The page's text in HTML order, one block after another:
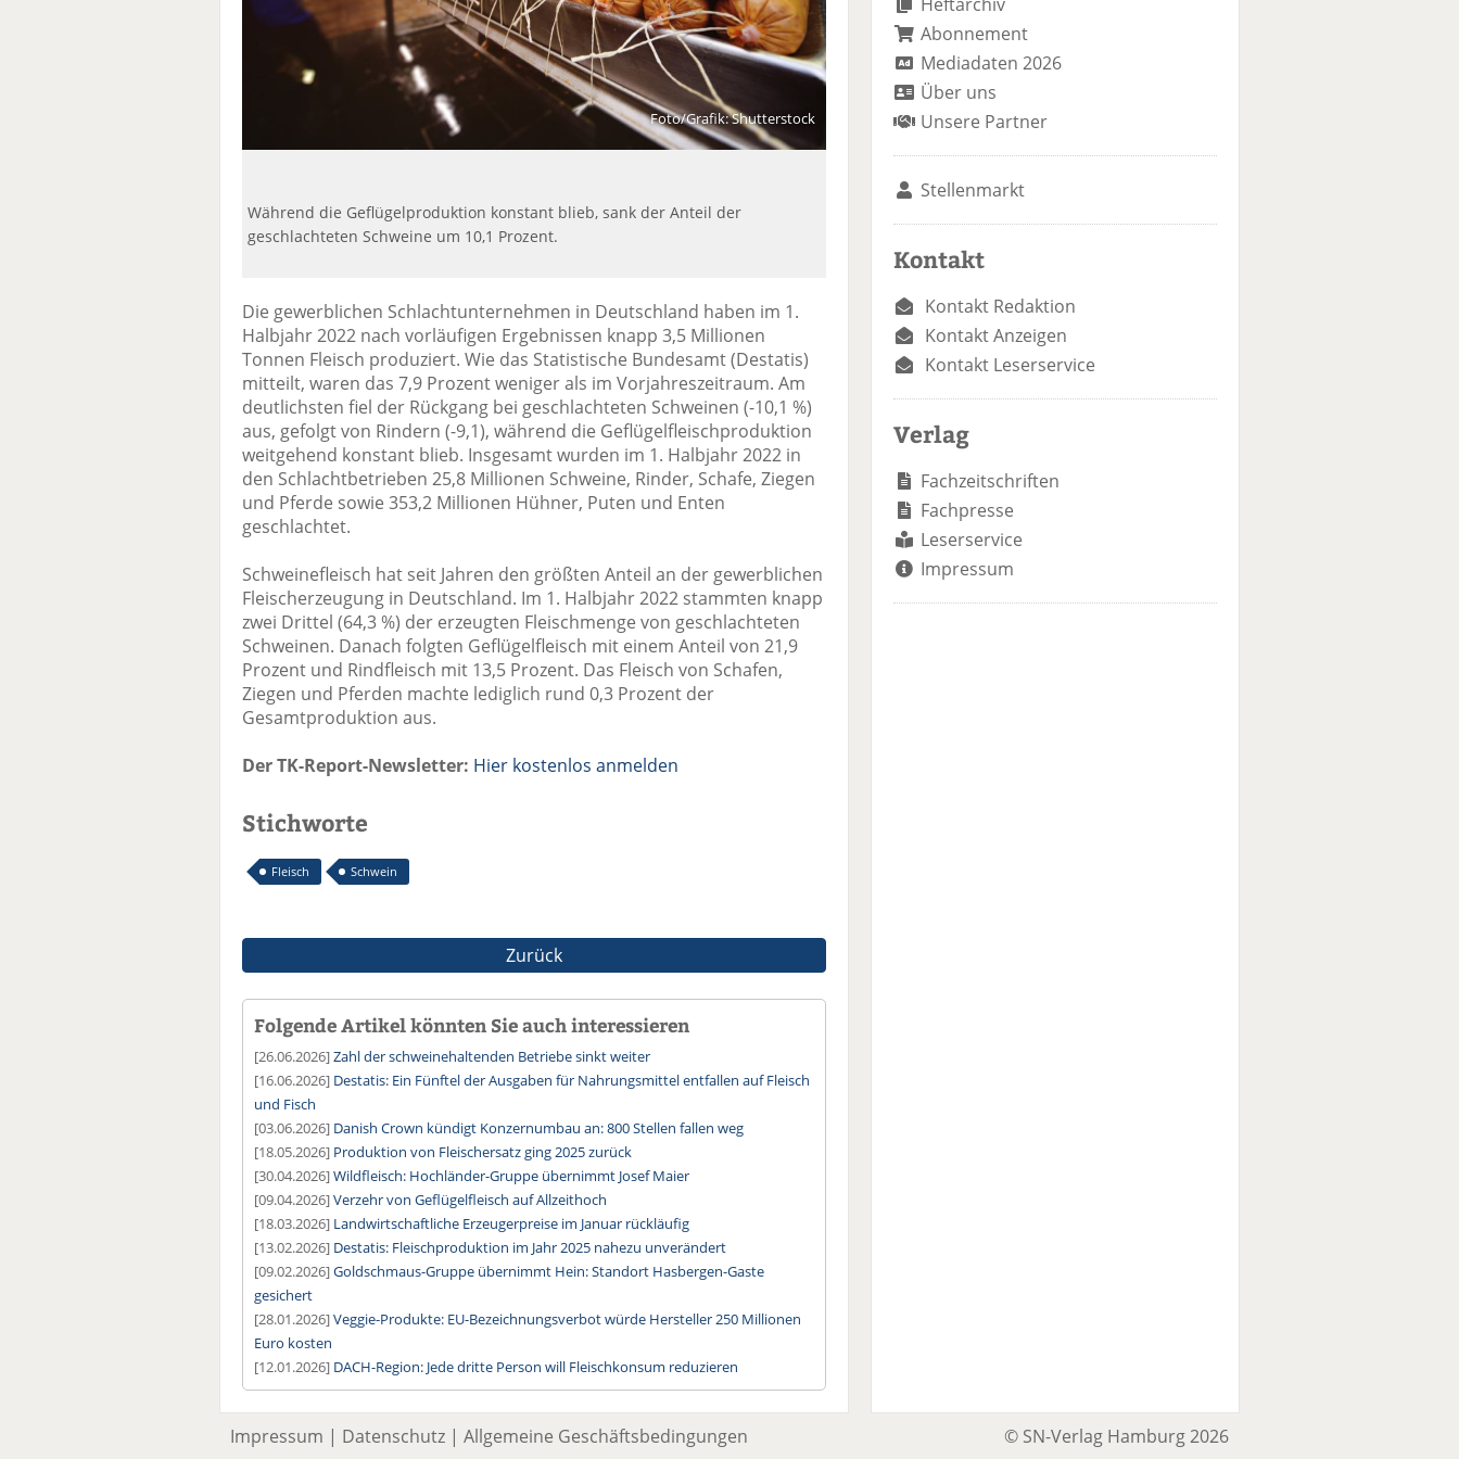
Foto/Grafik: Shutterstock
Während die Geflügelproduktion konstant blieb, sank der Anteil der
geschlachteten Schweine um 10,1 Prozent.
Die gewerblichen Schlachtunternehmen in Deutschland haben im 1.
Halbjahr 2022 nach vorläufigen Ergebnissen knapp 3,5 Millionen
Tonnen Fleisch produziert. Wie das Statistische Bundesamt (Destatis)
mitteilt, waren das 7,9 Prozent weniger als im Vorjahreszeitraum. Am
deutlichsten fiel der Rückgang bei geschlachteten Schweinen (-10,1 %)
aus, gefolgt von Rindern (-9,1), während die Geflügelfleischproduktion
weitgehend konstant blieb. Insgesamt wurden im 1. Halbjahr 2022 in
den Schlachtbetrieben 25,8 Millionen Schweine, Rinder, Schafe, Ziegen
und Pferde sowie 353,2 Millionen Hühner, Puten und Enten
geschlachtet.
Schweinefleisch hat seit Jahren den größten Anteil an der gewerblichen
Fleischerzeugung in Deutschland. Im 1. Halbjahr 2022 stammten knapp
zwei Drittel (64,3 %) der erzeugten Fleischmenge von geschlachteten
Schweinen. Danach folgten Geflügelfleisch mit einem Anteil von 21,9
Prozent und Rindfleisch mit 13,5 Prozent. Das Fleisch von Schafen,
Ziegen und Pferden machte lediglich rund 0,3 Prozent der
Gesamtproduktion aus.
Der TK-Report-Newsletter: Hier kostenlos anmelden
Stichworte
Fleisch Schwein
Zurück
Folgende Artikel könnten Sie auch interessieren
[26.06.2026]Zahl der schweinehaltenden Betriebe sinkt weiter
[16.06.2026] Destatis: Ein Fünftel der Ausgaben für Nahrungsmittel entfallen auf Fleisch
und Fisch
[03.06.2026] Danish Crown kündigt Konzernumbau an: 800 Stellen fallen weg
[18.05.2026] Produktion von Fleischersatz ging 2025 zurück
[30.04.2026]Wildfleisch: Hochländer-Gruppe übernimmt Josef Maier
[09.04.2026]Verzehr von Geflügelfleisch auf Allzeithoch
[18.03.2026] Landwirtschaftliche Erzeugerpreise im Januar rückläufig
[13.02.2026] Destatis: Fleischproduktion im Jahr 2025 nahezu unverändert
[09.02.2026]Goldschmaus-Gruppe übernimmt Hein: Standort Hasbergen-Gaste
gesichert
[28.01.2026]Veggie-Produkte: EU-Bezeichnungsverbot würde Hersteller 250 Millionen
Euro kosten
[12.01.2026] DACH-Region: Jede dritte Person will Fleischkonsum reduzieren
Abonnement
Mediadaten 2026
Über uns
Unsere Partner
Stellenmarkt
Kontakt
Kontakt Redaktion
Kontakt Anzeigen
Kontakt Leserservice
Verlag
Fachzeitschriften
Fachpresse
Leserservice
Impressum
Impressum | Datenschutz | Allgemeine Geschäftsbedingungen © SN-Verlag Hamburg 2026